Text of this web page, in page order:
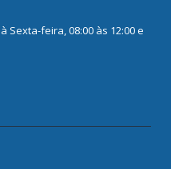
Sexta-feira, 08:00 às 12:00 e